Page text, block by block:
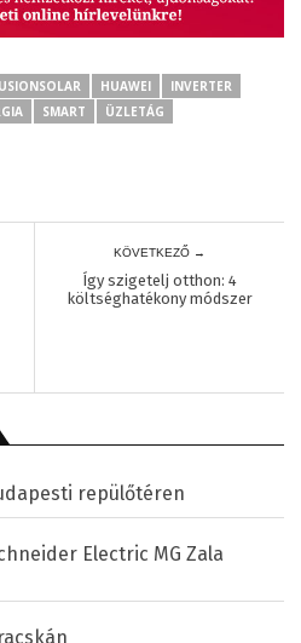
HUAWEI
INVERTER
SMART ÜZLETÁG
KÖVETKEZŐ →
Így szigetelj otthon: 4
költséghatékony módszer
repülőtéren
Electric MG Zala